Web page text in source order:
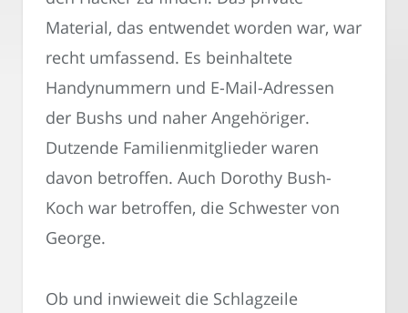
Material, das entwendet worden war, war
recht umfassend. Es beinhaltete
Handynummern und E-Mail-Adressen
der Bushs und naher Angehöriger.
Dutzende Familienmitglieder waren
davon betroffen. Auch Dorothy Bush-
Koch war betroffen, die Schwester von
George.
Ob und inwieweit die Schlagzeile